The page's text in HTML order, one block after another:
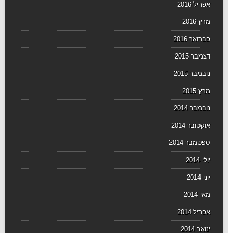
אפריל 2016
מרץ 2016
פברואר 2016
דצמבר 2015
נובמבר 2015
מרץ 2015
נובמבר 2014
אוקטובר 2014
ספטמבר 2014
יולי 2014
יוני 2014
מאי 2014
אפריל 2014
ינואר 2014